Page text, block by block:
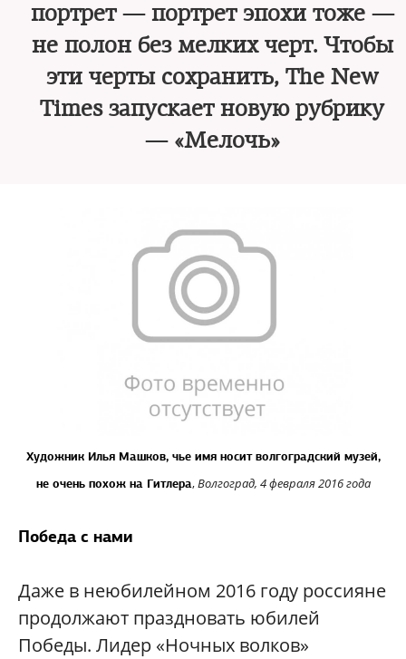
портрет — портрет эпохи тоже —
не полон без мелких черт. Чтобы
эти черты сохранить, The New
Times запускает новую рубрику
— «Мелочь»
Художник Илья Машков, чье имя носит волгоградский музей,
не очень похож на Гитлера,Волгоград, 4 февраля 2016 года
Победа с нами
Даже в неюбилейном 2016 году россияне
продолжают праздновать юбилей
Победы. Лидер «Ночных волков»